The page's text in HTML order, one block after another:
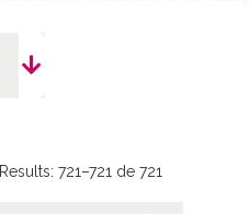
Results:721–721 de 721